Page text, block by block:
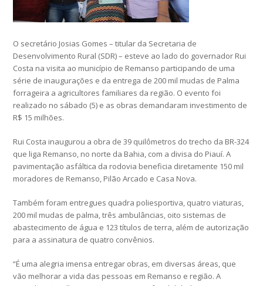
O secretário Josias Gomes – titular da Secretaria de
Desenvolvimento Rural (SDR) – esteve ao lado do governador Rui
Costa na visita ao município de Remanso participando de uma
série de inaugurações e da entrega de 200 mil mudas de Palma
forrageira a agricultores familiares da região. O evento foi
realizado no sábado (5) e as obras demandaram investimento de
R$ 15 milhões.
Rui Costa inaugurou a obra de 39 quilômetros do trecho da BR-324
que liga Remanso, no norte da Bahia, com a divisa do Piauí. A
pavimentação asfáltica da rodovia beneficia diretamente 150 mil
moradores de Remanso, Pilão Arcado e Casa Nova.
Também foram entregues quadra poliesportiva, quatro viaturas,
200 mil mudas de palma, três ambulâncias, oito sistemas de
abastecimento de água e 123 títulos de terra, além de autorização
para a assinatura de quatro convênios.
“É uma alegria imensa entregar obras, em diversas áreas, que
vão melhorar a vida das pessoas em Remanso e região. A